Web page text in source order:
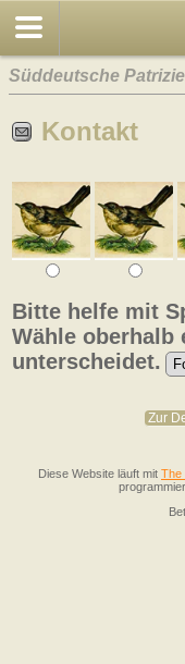
Süddeutsche
Kontakt
Bitte helfe mit
Wähle oberhalb
unterscheidet.
Zur
Diese Website läuft mit The